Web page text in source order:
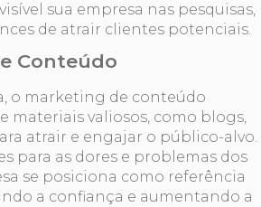
sua empresa nas pesquisas,
de atrair clientes potenciais.
Conteúdo
o marketing de conteúdo
materiais valiosos, como blogs,
atrair e engajar o público-alvo.
para as dores e problemas dos
se posiciona como referência
a confiança e aumentando a